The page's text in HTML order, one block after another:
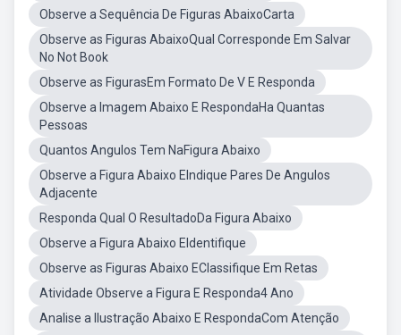
Observe a Sequência De Figuras AbaixoCarta
Observe as Figuras AbaixoQual Corresponde Em Salvar
No Not Book
Observe as FigurasEm Formato De V E Responda
Observe a Imagem Abaixo E RespondaHa Quantas
Pessoas
Quantos Angulos Tem NaFigura Abaixo
Observe a Figura Abaixo EIndique Pares De Angulos
Adjacente
Responda Qual O ResultadoDa Figura Abaixo
Observe a Figura Abaixo EIdentifique
Observe as Figuras Abaixo EClassifique Em Retas
Atividade Observe a Figura E Responda4 Ano
Analise a Ilustração Abaixo E RespondaCom Atenção